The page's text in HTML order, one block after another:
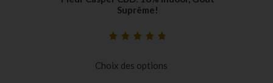
Suprême!
notations
Choix des options